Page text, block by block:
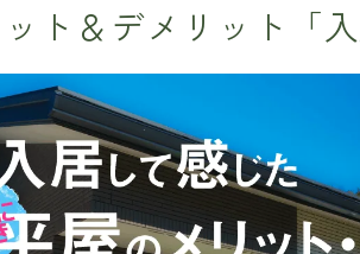
ト＆デメリット「入